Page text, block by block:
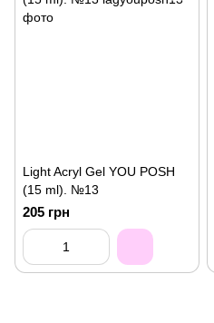
Light Acryl Gel YOU POSH
(15 ml). №13
205 грн